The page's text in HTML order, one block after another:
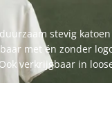
stevig
met én zonder
verkrijgbaar in